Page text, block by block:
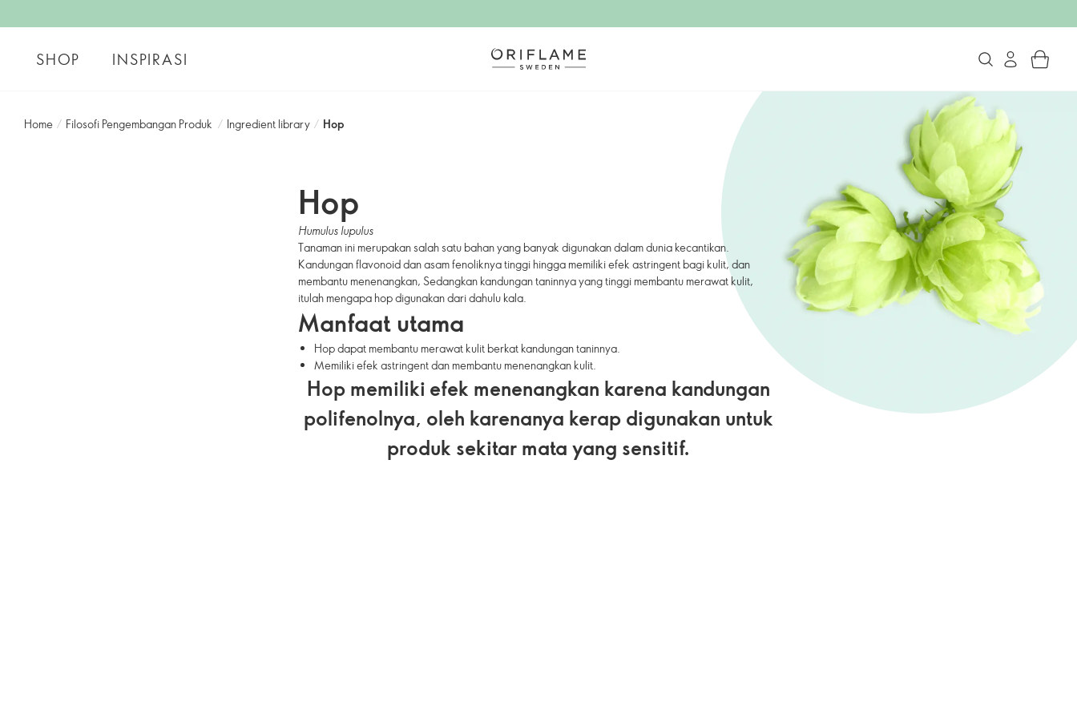
SHOP INSPIRASI
Home / Filosofi Pengembangan Produk / Ingredient library / Hop
Hop
Humulus lupulus
Tanaman ini merupakan salah satu bahan yang banyak digunakan dalam dunia kecantikan.
Kandungan flavonoid dan asam fenoliknya tinggi hingga memiliki efek astringent bagi kulit, dan
membantu menenangkan, Sedangkan kandungan taninnya yang tinggi membantu merawat kulit,
itulah mengapa hop digunakan dari dahulu kala.
Manfaat utama
Hop dapat membantu merawat kulit berkat kandungan taninnya.
Memiliki efek astringent dan membantu menenangkan kulit.
Hop memiliki efek menenangkan karena kandungan
polifenolnya, oleh karenanya kerap digunakan untuk
produk sekitar mata yang sensitif.